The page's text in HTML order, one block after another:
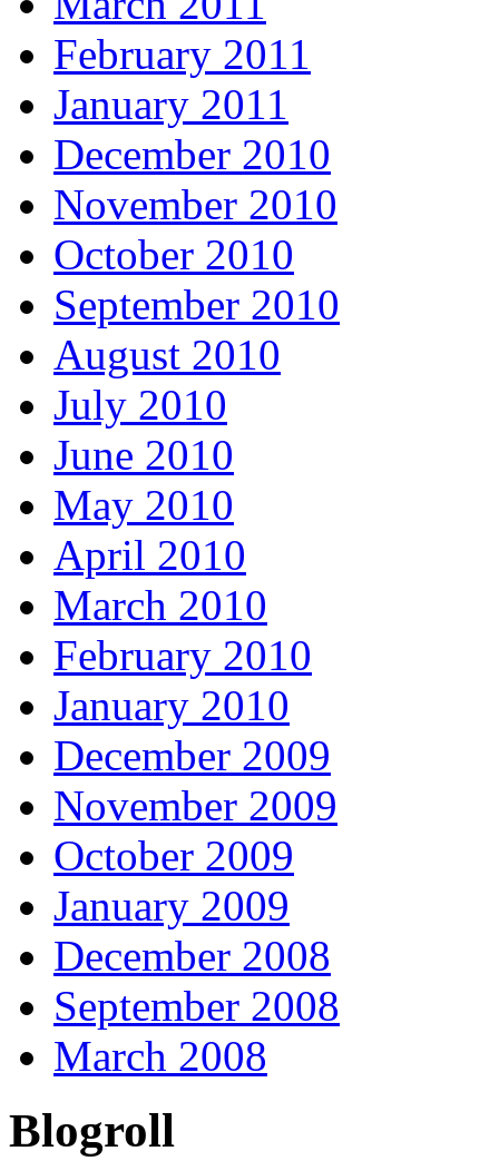
February 2011
January 2011
December 2010
November 2010
October 2010
September 2010
August 2010
July 2010
June 2010
May 2010
April 2010
March 2010
February 2010
January 2010
December 2009
November 2009
October 2009
January 2009
December 2008
September 2008
March 2008
Blogroll